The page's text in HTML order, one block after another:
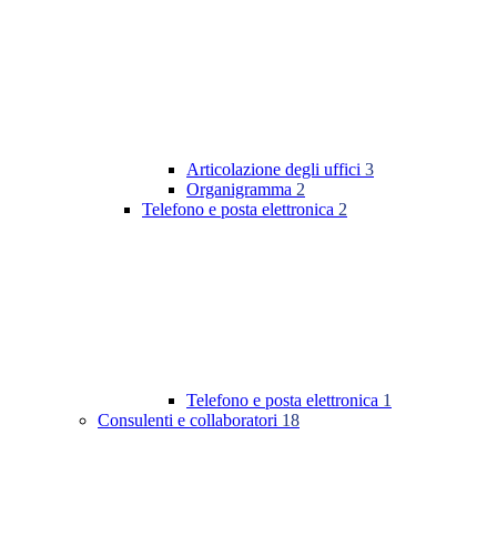
Articolazione degli uffici 3
Organigramma 2
Telefono e posta elettronica 2
Telefono e posta elettronica 1
Consulenti e collaboratori 18